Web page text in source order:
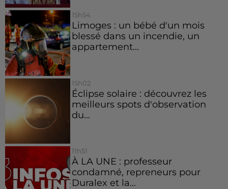
15h54
Limoges : un bébé d'un mois
blessé dans un incendie, un
appartement...
15h02
Éclipse solaire : découvrez les
meilleurs spots d'observation
du...
11h51
À LA UNE : professeur
condamné, repreneurs pour
Duralex et la...